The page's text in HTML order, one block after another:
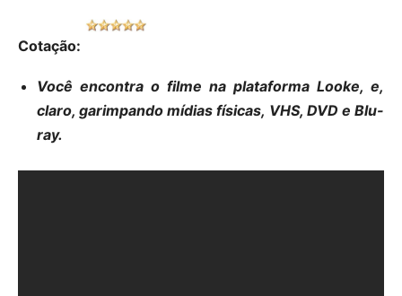
Cotação:
Você encontra o filme na plataforma Looke, e,
claro, garimpando mídias físicas, VHS, DVD e Blu-
ray.